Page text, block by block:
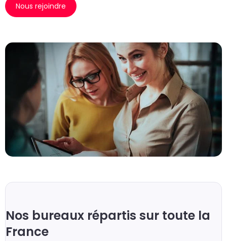
Nous rejoindre
Nos bureaux répartis sur toute la
France